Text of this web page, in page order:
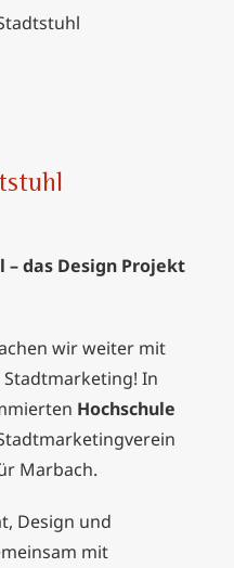
das Design Projekt
wir weiter mit
In
Hochschule
Marbach.
Design und
mit